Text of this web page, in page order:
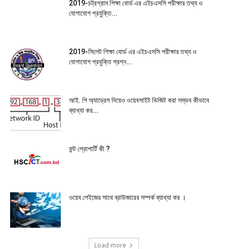
2019-চট্রগ্রাম শিক্ষা বোর্ড এর এইচএসসি পরীক্ষার তথ্য ও
যোগাযোগ প্রযুক্তি...
2019-সিলেট শিক্ষা বোর্ড এর এইচএসসি পরীক্ষার তথ্য ও
যোগাযোগ প্রযুক্তি প্রশ্ন...
আই. পি অ্যাড্রেস দিয়েও ওয়েবসাইট ভিজিট করা সম্ভব কীভাবে
ব্যাখ্যা কর...
ফন্ট প্রোপার্টি কী ?
ওয়েব পেইজের সাথে ব্রাউজারের সম্পর্ক ব্যাখ্যা কর ।
Load more